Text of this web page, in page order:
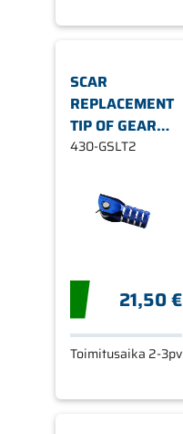
SCAR
REPLACEMENT
TIP OF GEAR
SHIFT LEVER
430-GSLT2
21,50 €
Toimitusaika 2-3pv